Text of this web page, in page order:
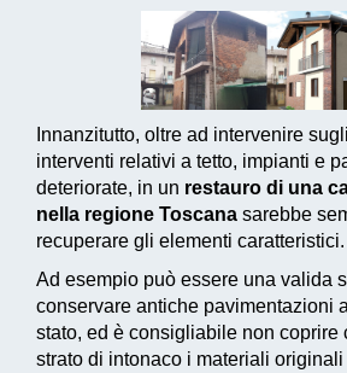
Innanzitutto, oltre ad intervenire
interventi relativi a tetto, impianti e
deteriorate, in un restauro di una
nella regione Toscana sarebbe
recuperare gli elementi caratteristici.
Ad esempio può essere una valida
conservare antiche pavimentazioni
stato, ed è consigliabile non coprire
strato di intonaco i materiali